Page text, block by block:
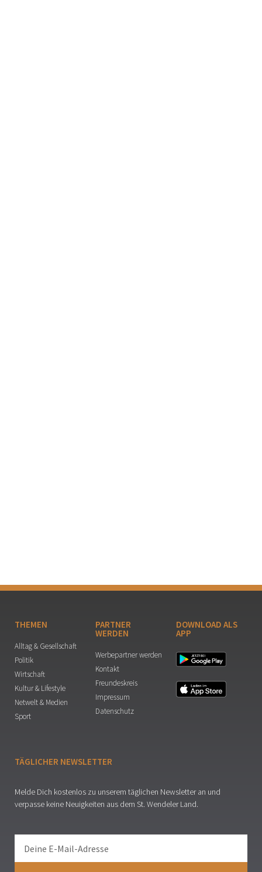
THEMEN
Alltag & Gesellschaft
Politik
Wirtschaft
Kultur & Lifestyle
Netwelt & Medien
Sport
PARTNER
WERDEN
Werbepartner werden
Kontakt
Freundeskreis
Impressum
Datenschutz
DOWNLOAD ALS
APP
TÄGLICHER NEWSLETTER
Melde Dich kostenlos zu unserem täglichen Newsletter an und
verpasse keine Neuigkeiten aus dem St. Wendeler Land.